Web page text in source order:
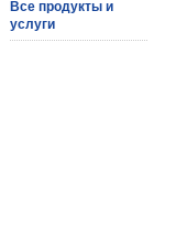
Все продукты и
услуги